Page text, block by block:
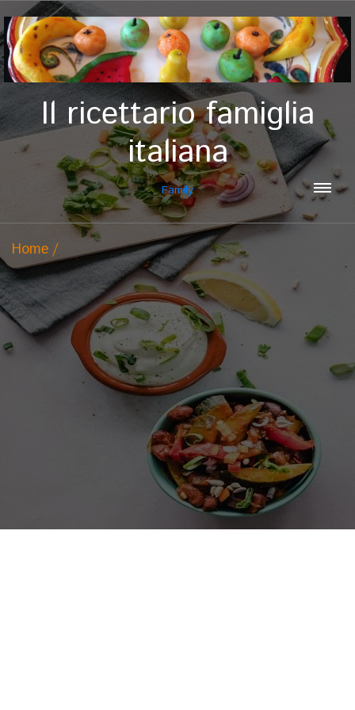
Il ricettario famiglia
italiana
Family
Home